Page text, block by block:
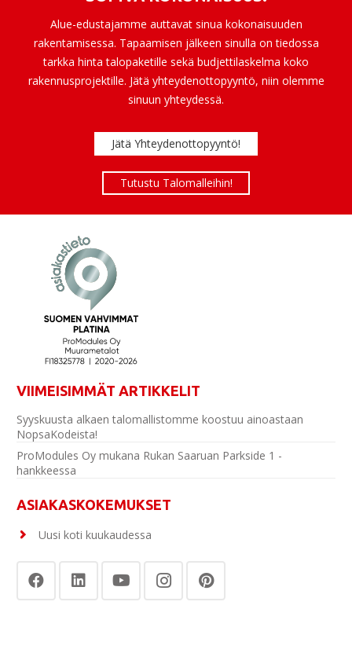
Alue-edustajamme auttavat sinua kokonaisuuden
rakentamisessa. Tapaamisen jälkeen sinulla on tiedossa
tarkka hinta talopaketille sekä budjettilaskelma koko
rakennusprojektille. Jätä yhteydenottopyyntö, niin olemme
sinuun yhteydessä.
Jätä Yhteydenottopyyntö!
Tutustu Talomalleihin!
VIIMEISIMMÄT ARTIKKELIT
Syyskuusta alkaen talomallistomme koostuu ainoastaan
NopsaKodeista!
ProModules Oy mukana Rukan Saaruan Parkside 1 -
hankkeessa
ASIAKASKOKEMUKSET
Uusi koti kuukaudessa